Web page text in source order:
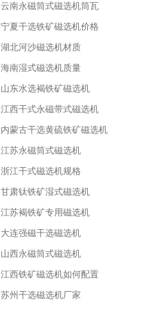
云南永磁筒式磁选机筒瓦
宁夏干选铁矿磁选机价格
湖北河沙磁选机材质
海南湿式磁选机质量
山东水选褐铁矿磁选机
江西干式永磁带式磁选机
内蒙古干选黄硫铁矿磁选机
江苏永磁筒式磁选机
浙江干式磁选机规格
甘肃钛铁矿湿式磁选机
江苏褐铁矿专用磁选机
大连强磁干选磁选机
山西永磁筒式磁选机
江西铁矿磁选机如何配置
苏州干选磁选机厂家